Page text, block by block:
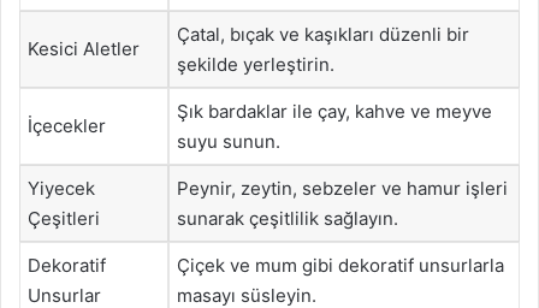
Kesici Aletler
Çatal, bıçak ve kaşıkları düzenli bir
şekilde yerleştirin.
İçecekler
Şık bardaklar ile çay, kahve ve meyve
suyu sunun.
Yiyecek
Çeşitleri
Peynir, zeytin, sebzeler ve hamur işleri
sunarak çeşitlilik sağlayın.
Dekoratif
Unsurlar
Çiçek ve mum gibi dekoratif unsurlarla
masayı süsleyin.